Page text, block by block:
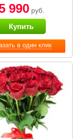
в один клик
990руб.
Купить